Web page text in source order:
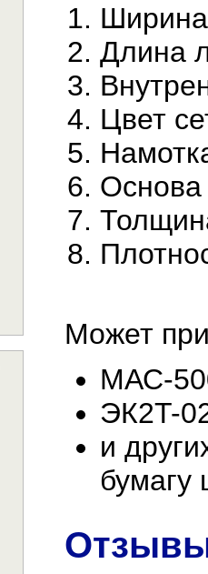
Длина
Цвет
Основа
Может
МАС-
ЭК2T-
и